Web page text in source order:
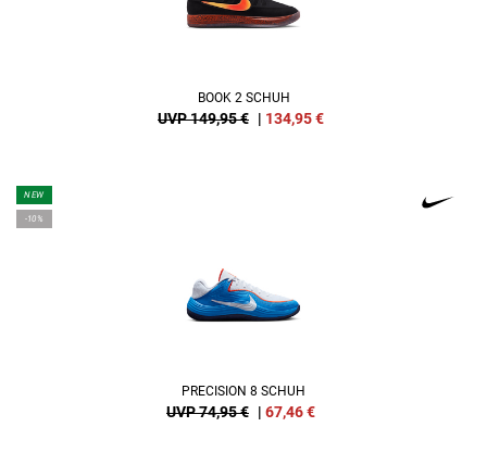
BOOK 2 SCHUH
UVP 149,95 € | 134,95€
NEW
-10%
PRECISION 8 SCHUH
UVP 74,95 € | 67,46€